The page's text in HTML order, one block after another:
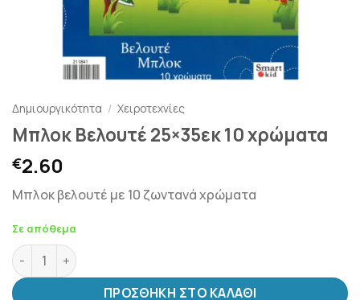
Δημιουργικότητα / Χειροτεχνίες
Μπλοκ Βελουτέ 25×35εκ 10 χρώματα
€2.60
Μπλοκ βελουτέ με 10 ζωντανά χρώματα
Σε απόθεμα
Μπλοκ Βελουτέ 25x35εκ 10 χρώματα ποσότητα
ΠΡΟΣΘΉΚΗ ΣΤΟ ΚΑΛΆΘΙ